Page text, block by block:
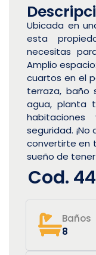
Ubicada en
esta
necesitas
Amplio
cuartos en el
terraza, baño
agua, planta
seguridad.
convertirte en
sueño de
Cod.
Baños
8